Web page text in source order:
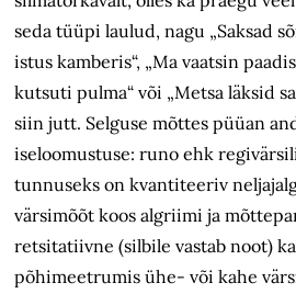
seda tüüpi laulud, nagu „Saksad
istus kamberis“, „Ma vaatsin
kutsuti pulma“ või „Metsa läksid
siin jutt. Selguse mõttes püüan
iseloomustuse: runo ehk
tunnuseks on kvantiteeriv
värsimõõt koos algriimi ja
retsitatiivne (silbile vastab noot)
põhimeetrumis ühe- või kahe